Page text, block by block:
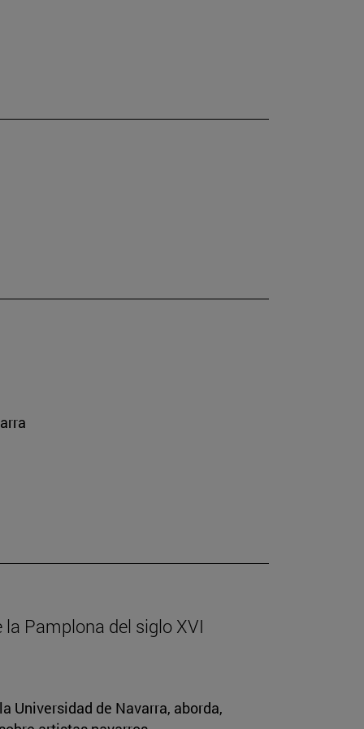
Pamplona del siglo XVI
Universidad de Navarra, aborda,